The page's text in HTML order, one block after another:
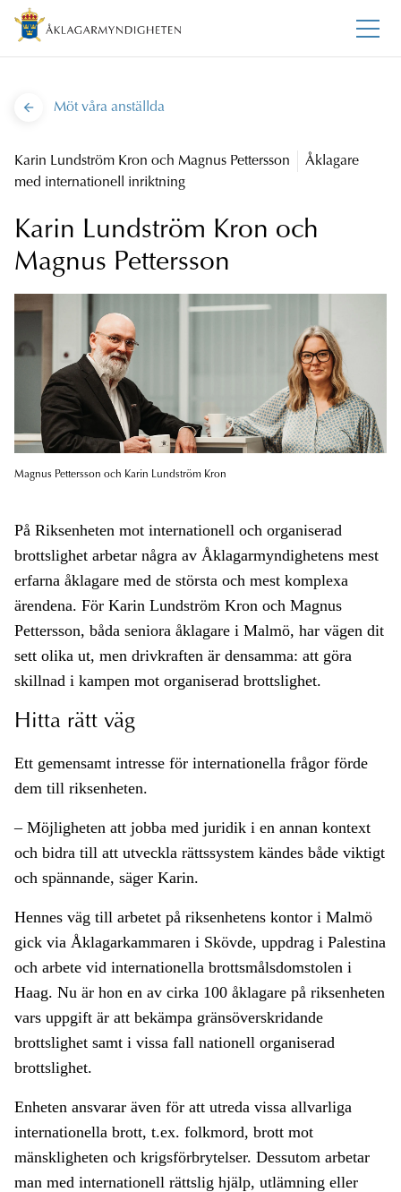
Möt våra anställda
Karin Lundström Kron och Magnus Pettersson
Åklagare
med internationell inriktning
Karin Lundström Kron och
Magnus Pettersson
Magnus Pettersson och Karin Lundström Kron
På Riksenheten mot internationell och organiserad
brottslighet arbetar några av Åklagarmyndighetens mest
erfarna åklagare med de största och mest komplexa
ärendena. För Karin Lundström Kron och Magnus
Pettersson, båda seniora åklagare i Malmö, har vägen dit
sett olika ut, men drivkraften är densamma: att göra
skillnad i kampen mot organiserad brottslighet.
Hitta rätt väg
Ett gemensamt intresse för internationella frågor förde
dem till riksenheten.
– Möjligheten att jobba med juridik i en annan kontext
och bidra till att utveckla rättssystem kändes både viktigt
och spännande, säger Karin.
Hennes väg till arbetet på riksenhetens kontor i Malmö
gick via Åklagarkammaren i Skövde, uppdrag i Palestina
och arbete vid internationella brottsmålsdomstolen i
Haag. Nu är hon en av cirka 100 åklagare på riksenheten
vars uppgift är att bekämpa gränsöverskridande
brottslighet samt i vissa fall nationell organiserad
brottslighet.
Enheten ansvarar även för att utreda vissa allvarliga
internationella brott, t.ex. folkmord, brott mot
mänskligheten och krigsförbrytelser. Dessutom arbetar
man med internationell rättslig hjälp, utlämning eller